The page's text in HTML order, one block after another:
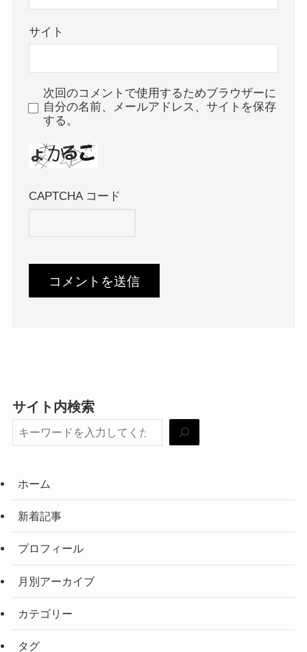
サイト
次回のコメントで使用するためブラウザーに
自分の名前、メールアドレス、サイトを保存
する。
CAPTCHA コード
サイト内検索
ホーム
新着記事
プロフィール
月別アーカイブ
カテゴリー
タグ